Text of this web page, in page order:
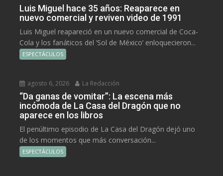
Luis Miguel hace 35 años: Reaparece en
nuevo comercial y reviven video de 1991
Luis Miguel reapareció en un nuevo comercial de Coca-
Cola y los fanáticos del ‘Sol de México’ enloquecieron...
ESPECTÁCULOS
agosto 6, 2026 La Redacción
“Da ganas de vomitar”: La escena más
incómoda de La Casa del Dragón que no
aparece en los libros
El penúltimo episodio de La Casa del Dragón dejó uno
de los momentos que más conversación...
ESPECTÁCULOS